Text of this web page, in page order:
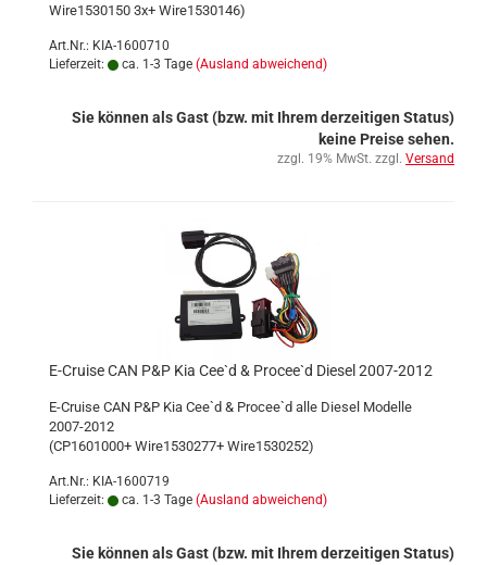
Wire1530150 3x+ Wire1530146)
Art.Nr.: KIA-1600710
Lieferzeit:
ca. 1-3 Tage (Ausland abweichend)
Sie können als Gast (bzw. mit Ihrem derzeitigen Status)
keine Preise sehen.
zzgl. 19% MwSt. zzgl. Versand
E-Cruise CAN P&P Kia Cee`d & Procee`d Diesel 2007-2012
E-Cruise CAN P&P Kia Cee`d & Procee`d alle Diesel Modelle
2007-2012
(CP1601000+ Wire1530277+ Wire1530252)
Art.Nr.: KIA-1600719
Lieferzeit:
ca. 1-3 Tage (Ausland abweichend)
Sie können als Gast (bzw. mit Ihrem derzeitigen Status)